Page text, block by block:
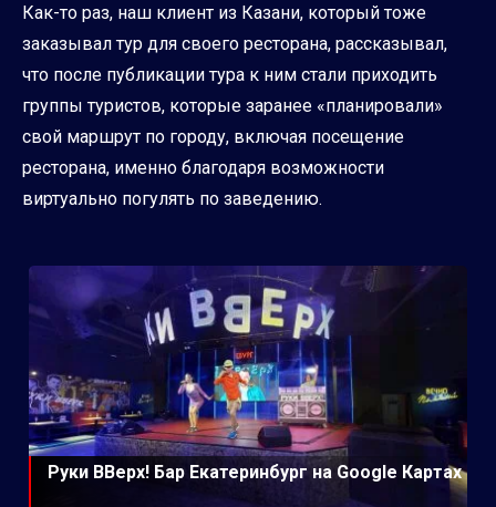
Как-то раз, наш клиент из Казани, который тоже
заказывал тур для своего ресторана, рассказывал,
что после публикации тура к ним стали приходить
группы туристов, которые заранее «планировали»
свой маршрут по городу, включая посещение
ресторана, именно благодаря возможности
виртуально погулять по заведению.
Руки ВВерх! Бар Екатеринбург на Google Картах